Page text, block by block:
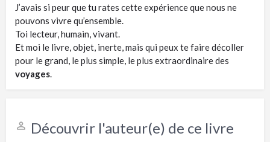
J’avais si peur que tu rates cette expérience que nous ne
pouvons vivre qu’ensemble.
Toi lecteur, humain, vivant.
Et moi le livre, objet, inerte, mais qui peux te faire décoller
pour le grand, le plus simple, le plus extraordinaire des
voyages
Découvrir l'auteur(e) de ce livre